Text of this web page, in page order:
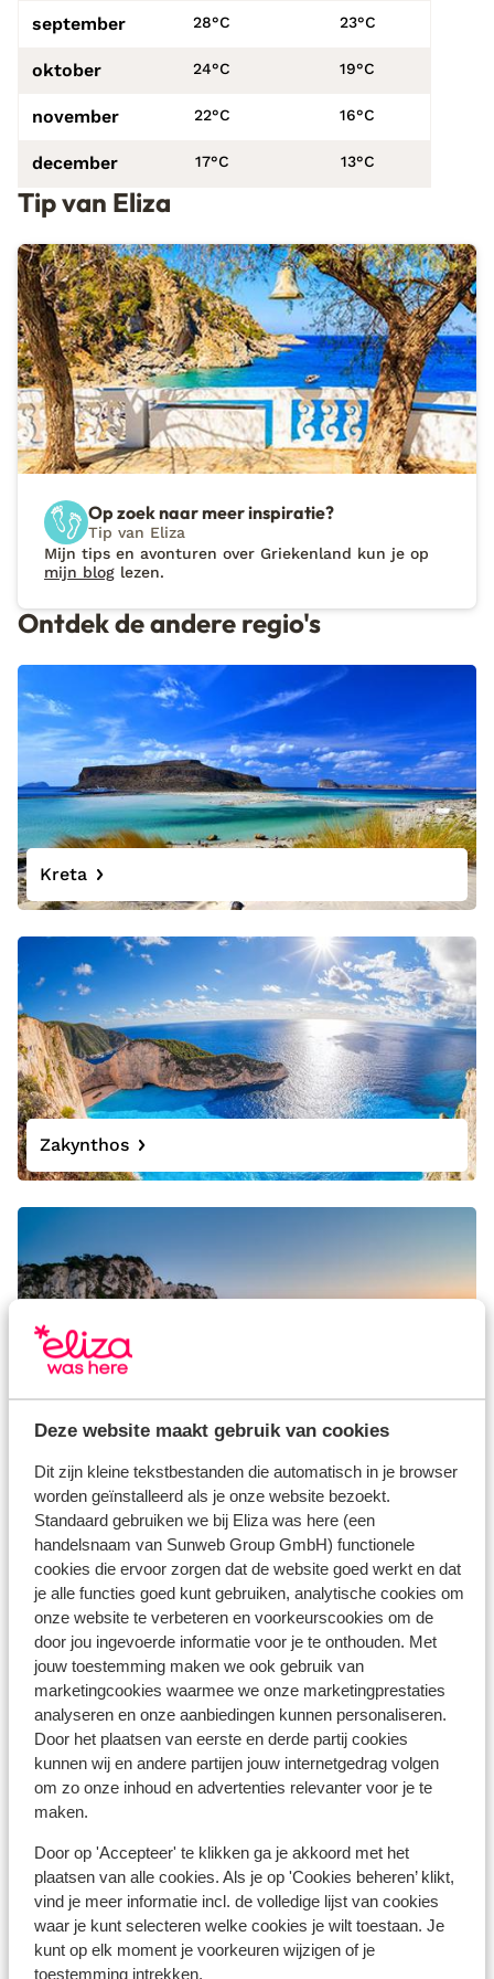
Deze website maakt gebruik van cookies
Dit zijn kleine tekstbestanden die automatisch in je browser
worden geïnstalleerd als je onze website bezoekt.
Standaard gebruiken we bij Eliza was here (een
handelsnaam van Sunweb Group GmbH) functionele
cookies die ervoor zorgen dat de website goed werkt en dat
je alle functies goed kunt gebruiken, analytische cookies om
onze website te verbeteren en voorkeurscookies om de
door jou ingevoerde informatie voor je te onthouden. Met
jouw toestemming maken we ook gebruik van
marketingcookies waarmee we onze marketingprestaties
analyseren en onze aanbiedingen kunnen personaliseren.
Door het plaatsen van eerste en derde partij cookies
kunnen wij en andere partijen jouw internetgedrag volgen
om zo onze inhoud en advertenties relevanter voor je te
maken.
Door op 'Accepteer' te klikken ga je akkoord met het
plaatsen van alle cookies. Als je op 'Cookies beheren’ klikt,
vind je meer informatie incl. de volledige lijst van cookies
waar je kunt selecteren welke cookies je wilt toestaan. Je
kunt op elk moment je voorkeuren wijzigen of je
toestemming intrekken.
september 28°C 23°C
oktober 24°C 19°C
november 22°C 16°C
december 17°C 13°C
Tip van Eliza
Op zoek naar meer inspiratie?
Tip van Eliza
Mijn tips en avonturen over Griekenland kun je op
mijn blog lezen.
Ontdek de andere regio's
Kreta
Zakynthos
Peloponnesos
Kefalonia